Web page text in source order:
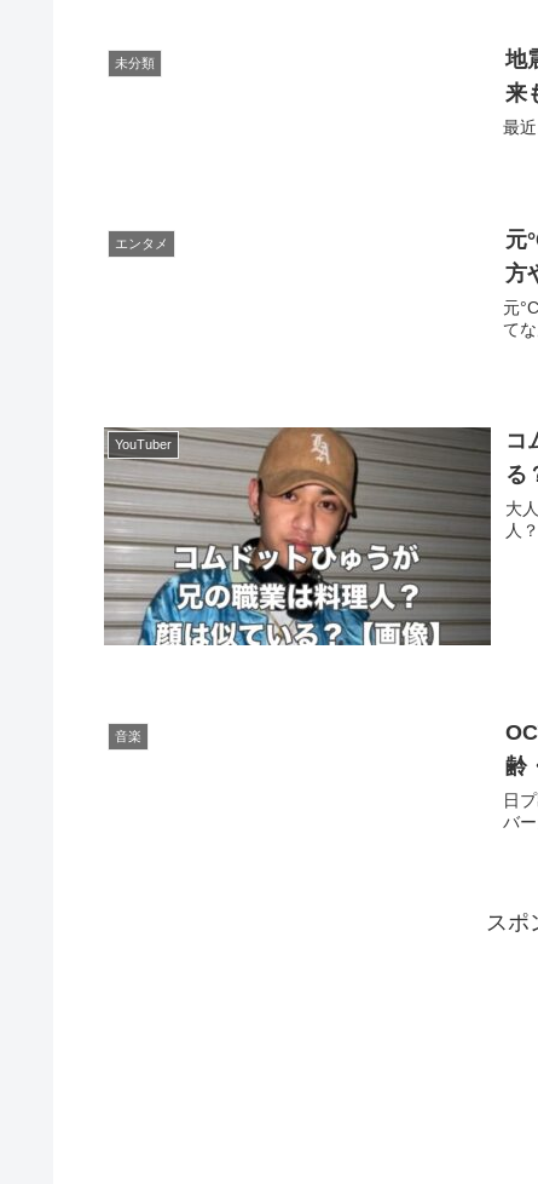
未分類
地
来
最
エンタメ
元
方
元
て
YouTuber
コ
る
大
人
音楽
齢
日
バ
スポ